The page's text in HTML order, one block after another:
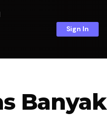
Sign In
Banyak